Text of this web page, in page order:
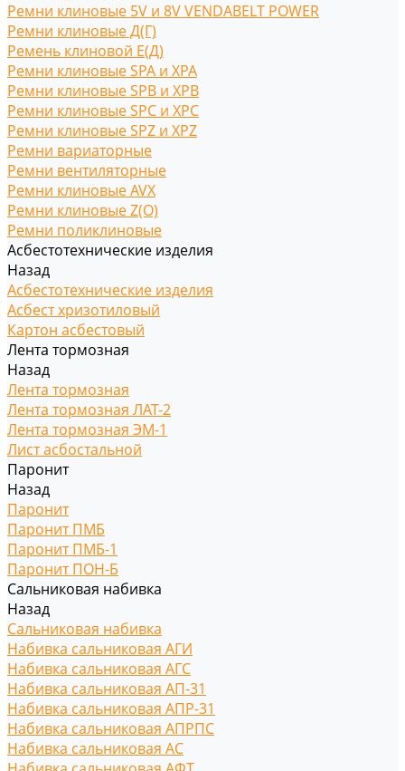
Ремни клиновые 5V и 8V VENDABELT POWER
Ремни клиновые Д(Г)
Ремень клиновой Е(Д)
Ремни клиновые SPA и XPA
Ремни клиновые SPB и XPB
Ремни клиновые SPC и XPC
Ремни клиновые SPZ и XPZ
Ремни вариаторные
Ремни вентиляторные
Ремни клиновые AVX
Ремни клиновые Z(O)
Ремни поликлиновые
Асбестотехнические изделия
Назад
Асбестотехнические изделия
Асбест хризотиловый
Картон асбестовый
Лента тормозная
Назад
Лента тормозная
Лента тормозная ЛАТ-2
Лента тормозная ЭМ-1
Лист асбостальной
Паронит
Назад
Паронит
Паронит ПМБ
Паронит ПМБ-1
Паронит ПОН-Б
Сальниковая набивка
Назад
Сальниковая набивка
Набивка сальниковая АГИ
Набивка сальниковая АГС
Набивка сальниковая АП-31
Набивка сальниковая АПР-31
Набивка сальниковая АПРПС
Набивка сальниковая АС